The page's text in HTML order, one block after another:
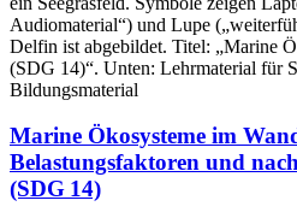
Bildungsmaterial
Marine Ökosysteme im
Belastungsfaktoren und
(SDG 14)